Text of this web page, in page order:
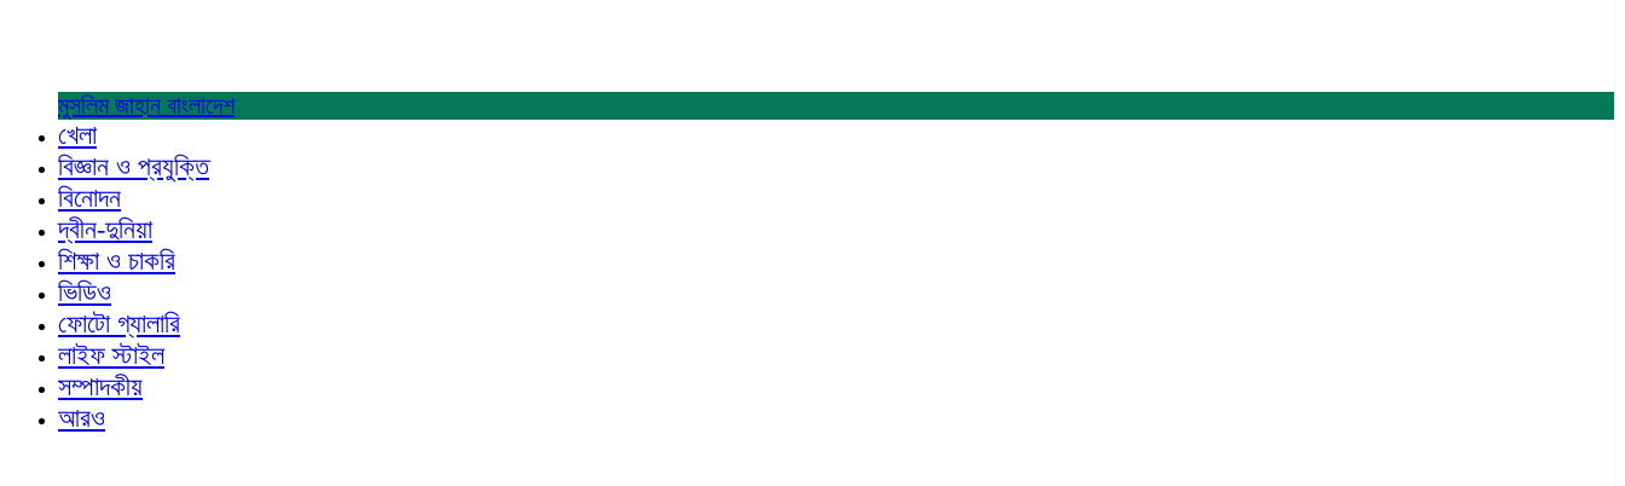
মুসলিম জাহান বাংলাদেশ
খেলা
বিজ্ঞান ও প্রযুক্তি
বিনোদন
দ্বীন-দুনিয়া
শিক্ষা ও চাকরি
ভিডিও
ফোটো গ্যালারি
লাইফ স্টাইল
সম্পাদকীয়
আরও